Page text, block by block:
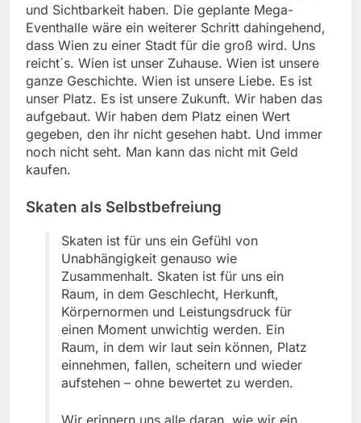
und Sichtbarkeit haben. Die geplante Mega-
Eventhalle wäre ein weiterer Schritt dahingehend,
dass Wien zu einer Stadt für die groß wird. Uns
reicht´s. Wien ist unser Zuhause. Wien ist unsere
ganze Geschichte. Wien ist unsere Liebe. Es ist
unser Platz. Es ist unsere Zukunft. Wir haben das
aufgebaut. Wir haben dem Platz einen Wert
gegeben, den ihr nicht gesehen habt. Und immer
noch nicht seht. Man kann das nicht mit Geld
kaufen.
Skaten als Selbstbefreiung
Skaten ist für uns ein Gefühl von
Unabhängigkeit genauso wie
Zusammenhalt. Skaten ist für uns ein
Raum, in dem Geschlecht, Herkunft,
Körpernormen und Leistungsdruck für
einen Moment unwichtig werden. Ein
Raum, in dem wir laut sein können, Platz
einnehmen, fallen, scheitern und wieder
aufstehen – ohne bewertet zu werden.
Wir erinnern uns alle daran, wie wir ein